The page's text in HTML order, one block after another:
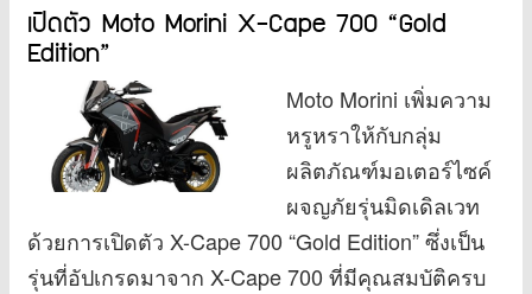
เปิดตัว Moto Morini X-Cape 700 “Gold
Edition”
Moto Morini เพิ่มความ
หรูหราให้กับกลุ่ม
ผลิตภัณฑ์มอเตอร์ไซค์
ผจญภัยรุ่นมิดเดิลเวท
ด้วยการเปิดตัว X-Cape 700 “Gold Edition” ซึ่งเป็น
รุ่นที่อัปเกรดมาจาก X-Cape 700 ที่มีคุณสมบัติครบ